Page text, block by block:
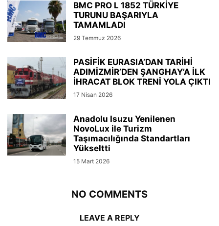
BMC PRO L 1852 TÜRKİYE
TURUNU BAŞARIYLA
TAMAMLADI
29 Temmuz 2026
PASİFİK EURASIA’DAN TARİHİ
ADIMİZMİR’DEN ŞANGHAY’A İLK
İHRACAT BLOK TRENİ YOLA ÇIKTI
17 Nisan 2026
Anadolu Isuzu Yenilenen
NovoLux ile Turizm
Taşımacılığında Standartları
Yükseltti
15 Mart 2026
NO COMMENTS
LEAVE A REPLY